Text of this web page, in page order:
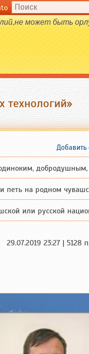
может быть
технологий»
Добавить
добродушным, без
на родном
русской
29.07.2019 23:27 | 5128